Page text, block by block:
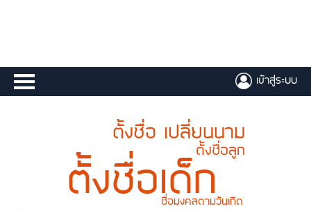
เข้าสู่ระบบ
ตั้งชื่อ เปลี่ยนนาม
ตั้งชื่อลูก
ตั้งชื่อเด็ก
ชื่อมงคลตามวันเกิด